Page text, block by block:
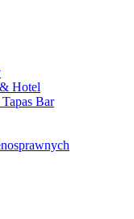
Hotel
Bar